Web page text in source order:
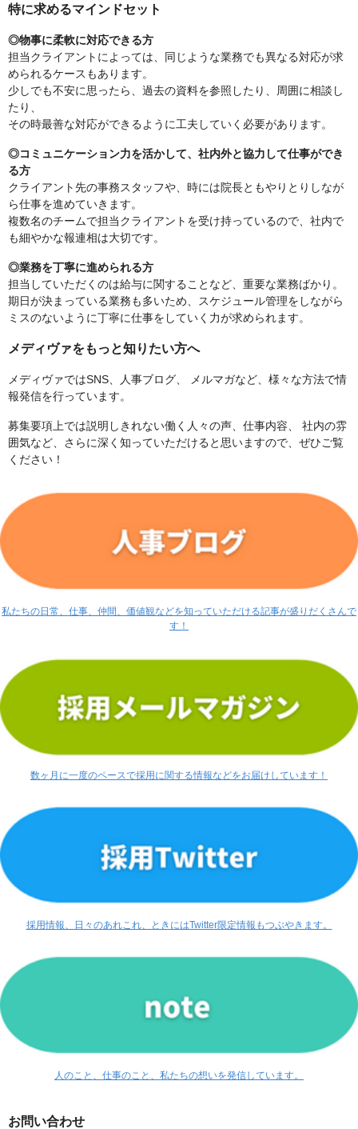
特に求めるマインドセット
◎物事に柔軟に対応できる方
担当クライアントによっては、同じような業務でも異なる対応が求
められるケースもあります。
少しでも不安に思ったら、過去の資料を参照したり、周囲に相談し
たり、
その時最善な対応ができるように工夫していく必要があります。
◎コミュニケーション力を活かして、社内外と協力して仕事ができ
る方
クライアント先の事務スタッフや、時には院長ともやりとりしなが
ら仕事を進めていきます。
複数名のチームで担当クライアントを受け持っているので、社内で
も細やかな報連相は大切です。
◎業務を丁寧に進められる方
担当していただくのは給与に関することなど、重要な業務ばかり。
期日が決まっている業務も多いため、スケジュール管理をしながら
ミスのないように丁寧に仕事をしていく力が求められます。
メディヴァをもっと知りたい方へ
メディヴァではSNS、人事ブログ、 メルマガなど、様々な方法で情
報発信を行っています。
募集要項上では説明しきれない働く人々の声、仕事内容、 社内の雰
囲気など、さらに深く知っていただけると思いますので、ぜひご覧
ください！
私たちの日常、仕事、仲間、価値観などを知っていただける記事が盛りだくさんで
す！
数ヶ月に一度のペースで採用に関する情報などをお届けしています！
採用情報、日々のあれこれ、ときにはTwitter限定情報もつぶやきます。
人のこと、仕事のこと、私たちの想いを発信しています。
お問い合わせ